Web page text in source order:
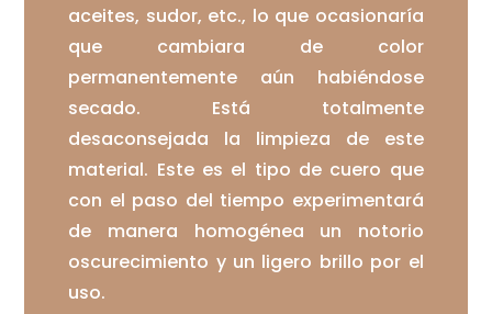
aceites, sudor, etc., lo que ocasionaría
que cambiara de color
permanentemente aún habiéndose
secado. Está totalmente
desaconsejada la limpieza de este
material. Este es el tipo de cuero que
con el paso del tiempo experimentará
de manera homogénea un notorio
oscurecimiento y un ligero brillo por el
uso.